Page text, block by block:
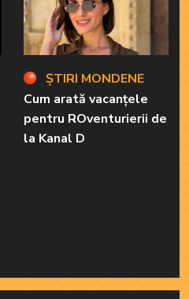
ȘTIRI MONDENE
Cum arată vacanțele
pentru ROventurierii de
la Kanal D